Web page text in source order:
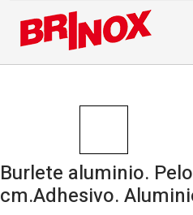
Burlete aluminio.
cm.Adhesivo.